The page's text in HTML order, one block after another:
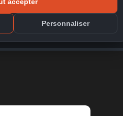
Personnaliser
GLS neuve au Maroc
FICHE TECHNIQUE COMPARER